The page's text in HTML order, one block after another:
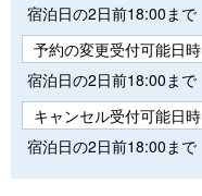
宿泊日の2日前18:00まで
予約の変更受付可能日時
宿泊日の2日前18:00まで
キャンセル受付可能日時
宿泊日の2日前18:00まで